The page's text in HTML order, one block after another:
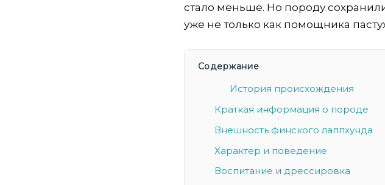
стало меньше. Но породу
уже не только как помощника
Содержание
История происхождения
Краткая информация о породе
Внешность финского лаппхунда
Характер и поведение
Воспитание и дрессировка